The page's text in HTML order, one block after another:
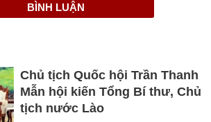
BÌNH LUẬN
Chủ tịch Quốc hội Trần Thanh
Mẫn hội kiến Tổng Bí thư, Chủ
tịch nước Lào